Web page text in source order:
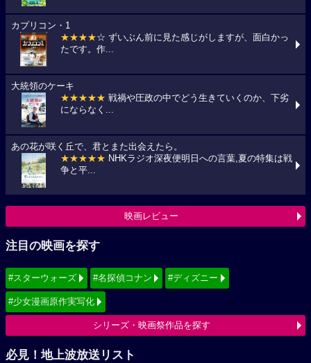
カプリコン・1
★★★★☆ ずいぶん前に見た感じがしますが、面白かっ
たです。作...
大統領のケーキ
★★★★★ 戦禍や圧政の中でどう生きていくのか、下劣
にならなく...
あの花が咲く丘で、君とまた出会えたら。
★★★★★ NHKラジオ深夜便明日への言葉,夏の特集は戦
争と平...
映画レビュー
注目の映画を探す
#スターウォーズ #名探偵コナン #ディズニー
#少女漫画原作実写化
シリーズ・映画祭作品を探す
必見！地上波放送リスト